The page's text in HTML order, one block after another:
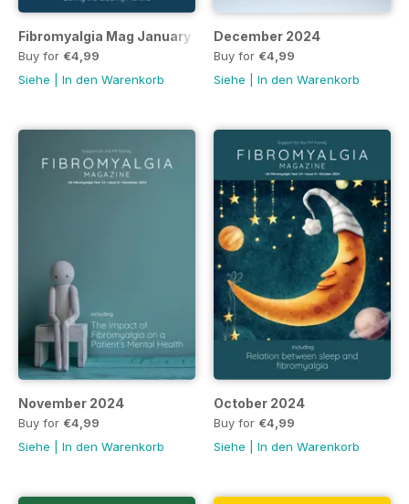
Fibromyalgia Mag January 2025
Buy for €4,99
Siehe
In den Warenkorb
December 2024
Buy for €4,99
Siehe
In den Warenkorb
November 2024
Buy for €4,99
Siehe
In den Warenkorb
October 2024
Buy for €4,99
Siehe
In den Warenkorb